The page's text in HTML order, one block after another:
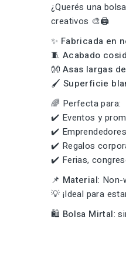
¿Querés una
creativos 🎨🖨️
✨ Fabricada en
🧵 Acabado
👐 Asas largas
🖌️ Superficie
🌈 Perfecta para:
✔️ Eventos y
✔️
✔️ Regalos
✔️ Ferias,
📌 Material: Non-
💡 ¡Ideal para
🛍️ Bolsa Mirtal: